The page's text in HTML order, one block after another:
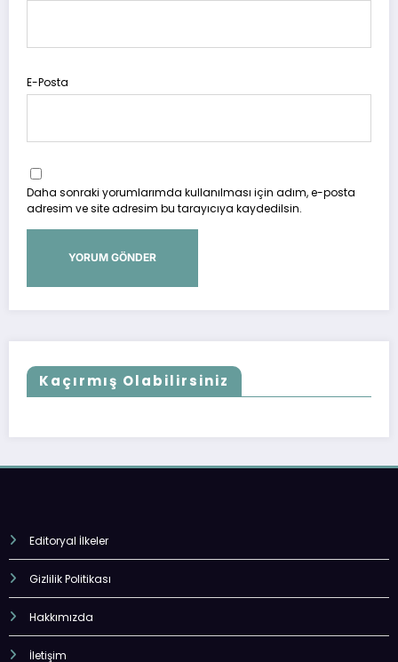
E-Posta
Daha sonraki yorumlarımda kullanılması için adım, e-posta
adresim ve site adresim bu tarayıcıya kaydedilsin.
Kaçırmış Olabilirsiniz
Editoryal İlkeler
Gizlilik Politikası
Hakkımızda
İletişim